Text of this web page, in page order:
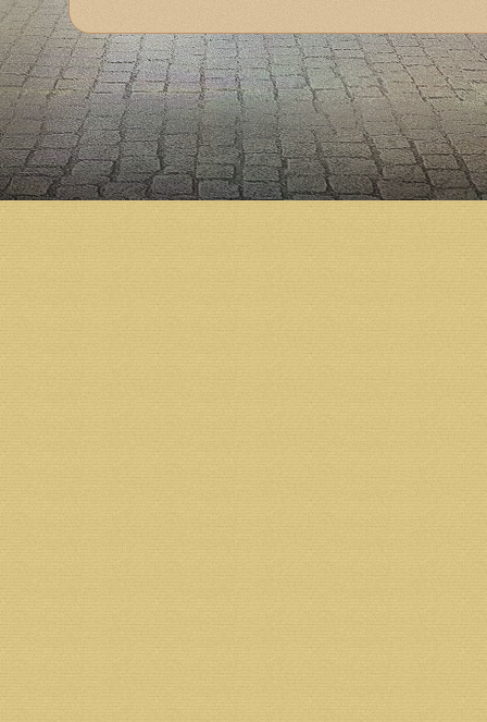
Также он отметил, что летом продолжится
«Кроме того ведутся проектные работы по
частности закончены эскизы северного и южного
Напомним, что подготовка к строительству
году по благословению Святейшего Патриарха
Холмогорский Тихон освятил закладной камень в
началось активное возведение стен. Тогда же по
корректировки. Согласно окончательному